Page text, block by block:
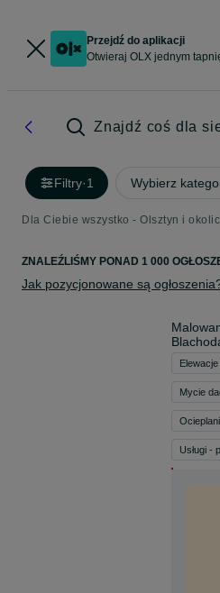
Przejdź do aplikacji
Otwieraj OLX jednym
Znajdź coś dla
Filtry·1 Wybierz
Dla Ciebie wszystko - Olsztyn i
ZNALEŹLIŚMY PONAD 1 000
Jak pozycjonowane są
Mycie
Usługi -